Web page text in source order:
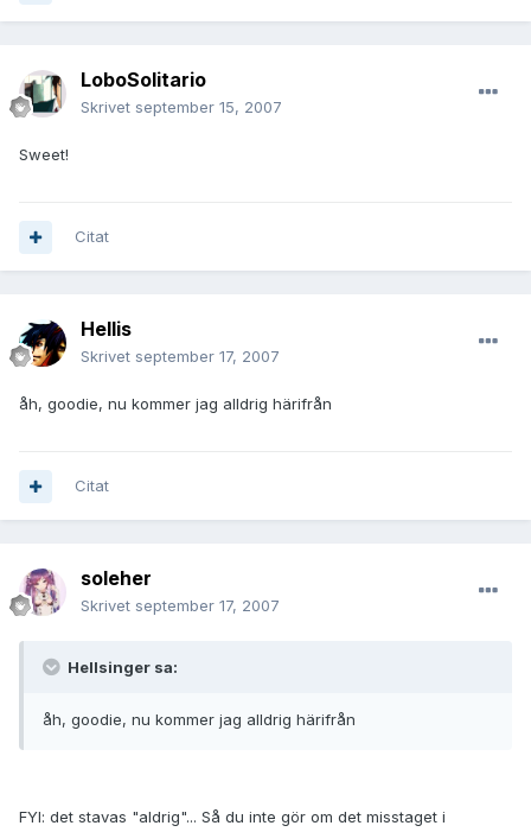
LoboSolitario
Skrivet september 15, 2007
Sweet!
Citat
Hellis
Skrivet september 17, 2007
åh, goodie, nu kommer jag alldrig härifrån
Citat
soleher
Skrivet september 17, 2007
Hellsinger sa:
åh, goodie, nu kommer jag alldrig härifrån
FYI: det stavas "aldrig"... Så du inte gör om det misstaget i